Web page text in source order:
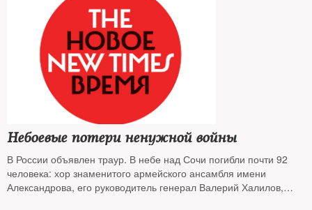
Небоевые потери ненужной войны
В России объявлен траур. В небе над Сочи погибли почти 92
человека: хор знаменитого армейского ансамбля имени
Александрова, его руководитель генерал Валерий Халилов,